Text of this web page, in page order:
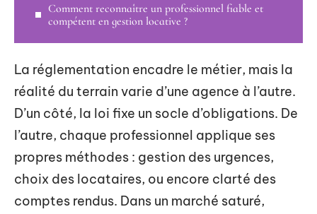
Comment reconnaître un professionnel fiable et
compétent en gestion locative ?
La réglementation encadre le métier, mais la
réalité du terrain varie d’une agence à l’autre.
D’un côté, la loi fixe un socle d’obligations. De
l’autre, chaque professionnel applique ses
propres méthodes : gestion des urgences,
choix des locataires, ou encore clarté des
comptes rendus. Dans un marché saturé,